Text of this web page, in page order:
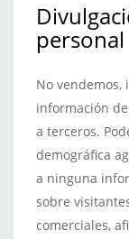
personal
No
información
a terceros.
demográfica
a ninguna
sobre
comerciales,